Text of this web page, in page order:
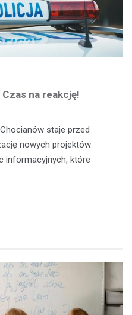
na reakcję!
staje przed
nowych projektów
informacyjnych, które